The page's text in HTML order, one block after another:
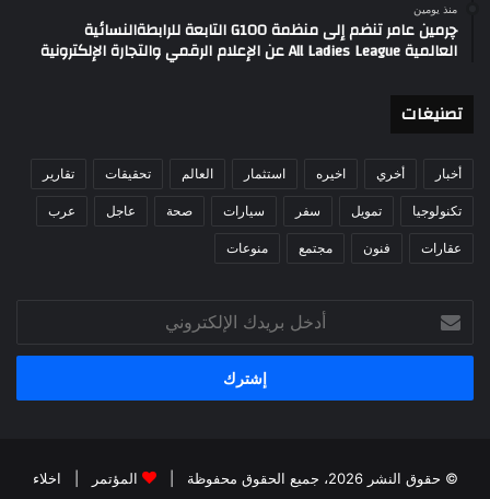
منذ يومين
چرمين عامر تنضم إلى منظمة G100 التابعة للرابطةالنسائية
العالمية All Ladies League عن الإعلام الرقمي والتجارة الإلكترونية
تصنيغات
أخبار أخري اخيره استثمار العالم تحقيقات تقارير
تكنولوجيا تمويل سفر سيارات صحة عاجل عرب
عقارات فنون مجتمع منوعات
بريدك
الإلكتروني
© حقوق النشر 2026، جميع الحقوق محفوظة | المؤتمر اخلاء